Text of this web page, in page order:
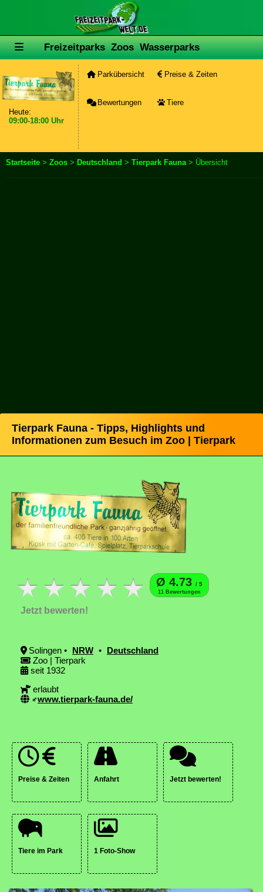
Freizeitparks Zoos Wasserparks
Heute:
09:00-18:00 Uhr
Parkübersicht Preise & Zeiten
Bewertungen Tiere
Startseite > Zoos > Deutschland > Tierpark Fauna> Übersicht
Tierpark Fauna - Tipps, Highlights und
Informationen zum Besuch im Zoo | Tierpark
Ø 4.73 / 5
11 Bewertungen
Jetzt bewerten!
Solingen • NRW • Deutschland
Zoo | Tierpark
seit 1932
erlaubt
www.tierpark-fauna.de/
Preise & Zeiten Anfahrt Jetzt bewerten!
Tiere im Park 1 Foto-Show